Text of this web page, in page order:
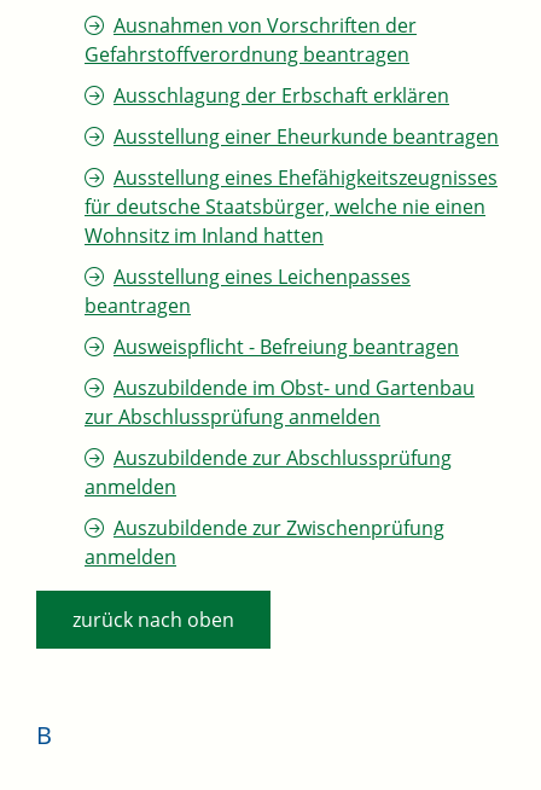
Ausnahmen von Vorschriften der
Gefahrstoffverordnung beantragen
Ausschlagung der Erbschaft erklären
Ausstellung einer Eheurkunde beantragen
Ausstellung eines Ehefähigkeitszeugnisses
für deutsche Staatsbürger, welche nie einen
Wohnsitz im Inland hatten
Ausstellung eines Leichenpasses
beantragen
Ausweispflicht - Befreiung beantragen
Auszubildende im Obst- und Gartenbau
zur Abschlussprüfung anmelden
Auszubildende zur Abschlussprüfung
anmelden
Auszubildende zur Zwischenprüfung
anmelden
zurück nach oben
B